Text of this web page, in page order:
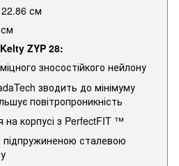
см
ZYP 28:
зносостійкого нейлону
зводить до мінімуму
повітропроникність
на корпусі з PerfectFIT ™
підпружиненою сталевою